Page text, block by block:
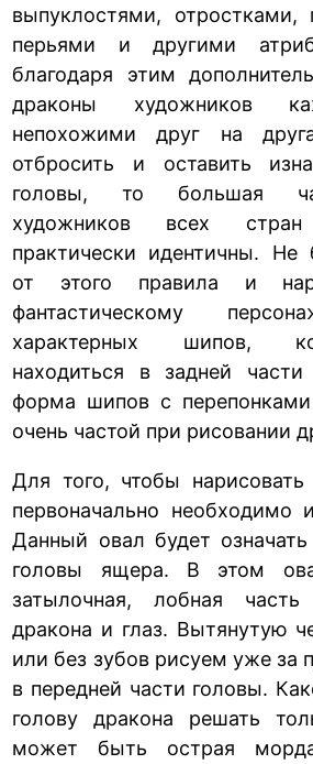
выпуклостями, отростками,
перьями и другими
благодаря этим
драконы художников
непохожими друг на
отбросить и оставить
головы, то большая
художников всех
практически идентичны. Не
от этого правила и
фантастическому
характерных шипов,
находиться в задней
форма шипов с перепонками
очень частой при рисовании
Для того, чтобы нарисовать
первоначально необходимо
Данный овал будет
головы ящера. В этом
затылочная, лобная
дракона и глаз. Вытянутую
или без зубов рисуем уже за
в передней части головы.
голову дракона решать
может быть острая